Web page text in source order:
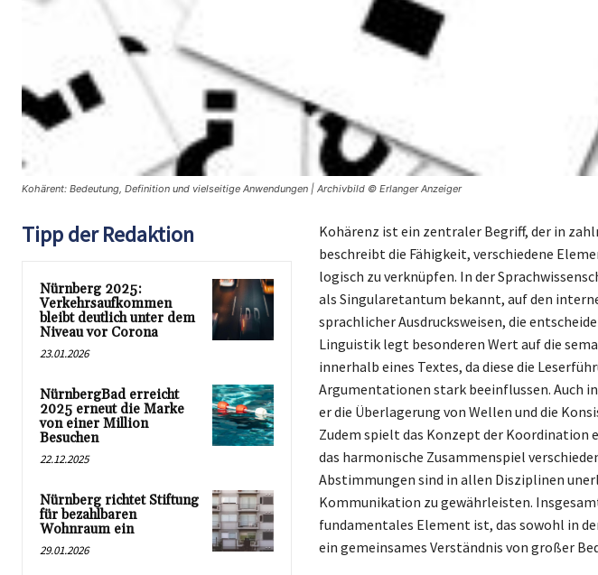
Kohärent: Bedeutung, Definition und vielseitige Anwendungen | Archivbild © Erlanger Anzeiger
Tipp der Redaktion
Nürnberg 2025:
Verkehrsaufkommen
bleibt deutlich unter dem
Niveau vor Corona
23.01.2026
NürnbergBad erreicht
2025 erneut die Marke
von einer Million
Besuchen
22.12.2025
Nürnberg richtet Stiftung
für bezahlbaren
Wohnraum ein
29.01.2026
Kohärenz ist ein zentraler Begriff, der in
beschreibt die Fähigkeit, verschiedene
logisch zu verknüpfen. In der
als Singularetantum bekannt, auf den
sprachlicher Ausdrucksweisen, die
Linguistik legt besonderen Wert auf die
innerhalb eines Textes, da diese die
Argumentationen stark beeinflussen. Auch
er die Überlagerung von Wellen und die
Zudem spielt das Konzept der Koordination
das harmonische Zusammenspiel
Abstimmungen sind in allen Disziplinen
Kommunikation zu gewährleisten.
fundamentales Element ist, das sowohl in
ein gemeinsames Verständnis von großer